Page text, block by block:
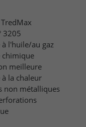
3205
l'huile/au gaz
chimique
meilleure
la chaleur
non métalliques